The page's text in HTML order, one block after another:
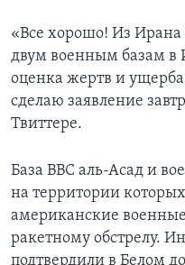
«Все хорошо! Из
двум военным базам в
оценка жертв и
сделаю заявление
Твиттере.
База ВВС аль-Асад и
на территории
американские
ракетному обстрелу.
подтвердили в Белом